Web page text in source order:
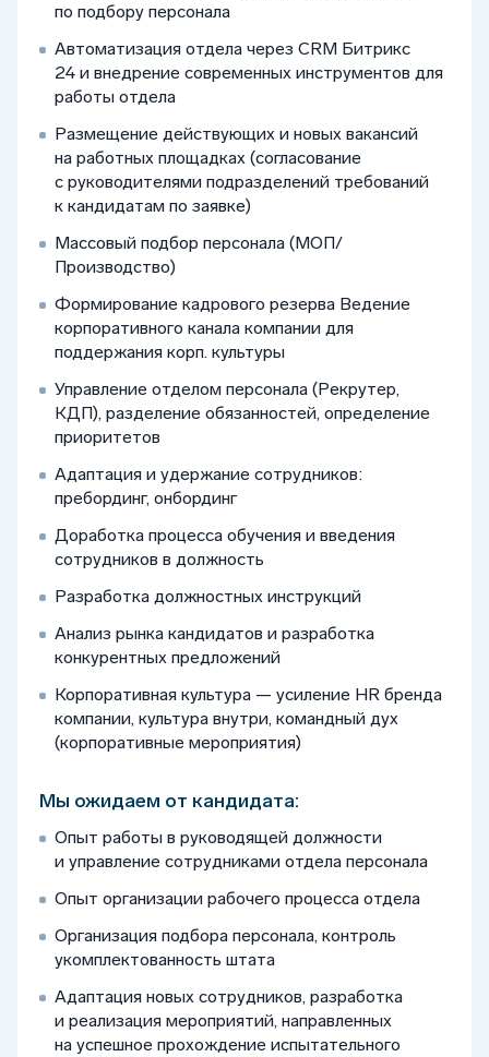
по подбору персонала
Автоматизация отдела через CRM Битрикс
24 и внедрение современных инструментов для
работы отдела
Размещение действующих и новых вакансий
на работных площадках (согласование
с руководителями подразделений требований
к кандидатам по заявке)
Массовый подбор персонала (МОП/
Производство)
Формирование кадрового резерва Ведение
корпоративного канала компании для
поддержания корп. культуры
Управление отделом персонала (Рекрутер,
КДП), разделение обязанностей, определение
приоритетов
Адаптация и удержание сотрудников:
пребординг, онбординг
Доработка процесса обучения и введения
сотрудников в должность
Разработка должностных инструкций
Анализ рынка кандидатов и разработка
конкурентных предложений
Корпоративная культура — усиление HR бренда
компании, культура внутри, командный дух
(корпоративные мероприятия)
Мы ожидаем от кандидата:
Опыт работы в руководящей должности
и управление сотрудниками отдела персонала
Опыт организации рабочего процесса отдела
Организация подбора персонала, контроль
укомплектованность штата
Адаптация новых сотрудников, разработка
и реализация мероприятий, направленных
на успешное прохождение испытательного